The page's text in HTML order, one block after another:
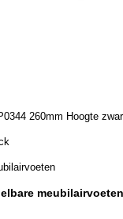
260mm Hoogte
bed
meubilairvoeten